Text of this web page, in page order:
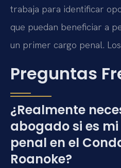
trabaja para identificar
que puedan beneficiar a
un primer cargo penal.
Preguntas
¿Realmente
abogado si es
penal en el
Roanoke?